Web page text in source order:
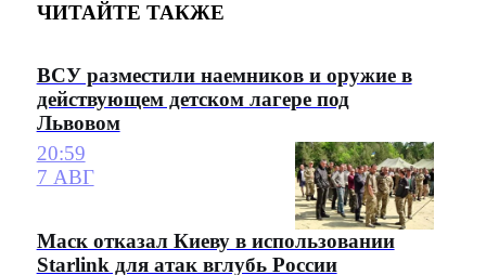
ЧИТАЙТЕ ТАКЖЕ
ВСУ разместили наемников и оружие в
действующем детском лагере под
Львовом
20:59
7 АВГ
Маск отказал Киеву в использовании
Starlink для атак вглубь России